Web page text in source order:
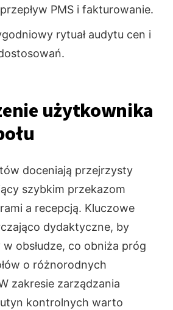
PMS i fakturowanie.
rytuał audytu cen i
użytkownika
doceniają przejrzysty
szybkim przekazom
a recepcją. Kluczowe
dydaktyczne, by
w obsłudze, co obniża próg
o różnorodnych
zakresie zarządzania
kontrolnych warto